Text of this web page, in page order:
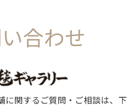
合わせ
に関するご質問・ご相談は、下